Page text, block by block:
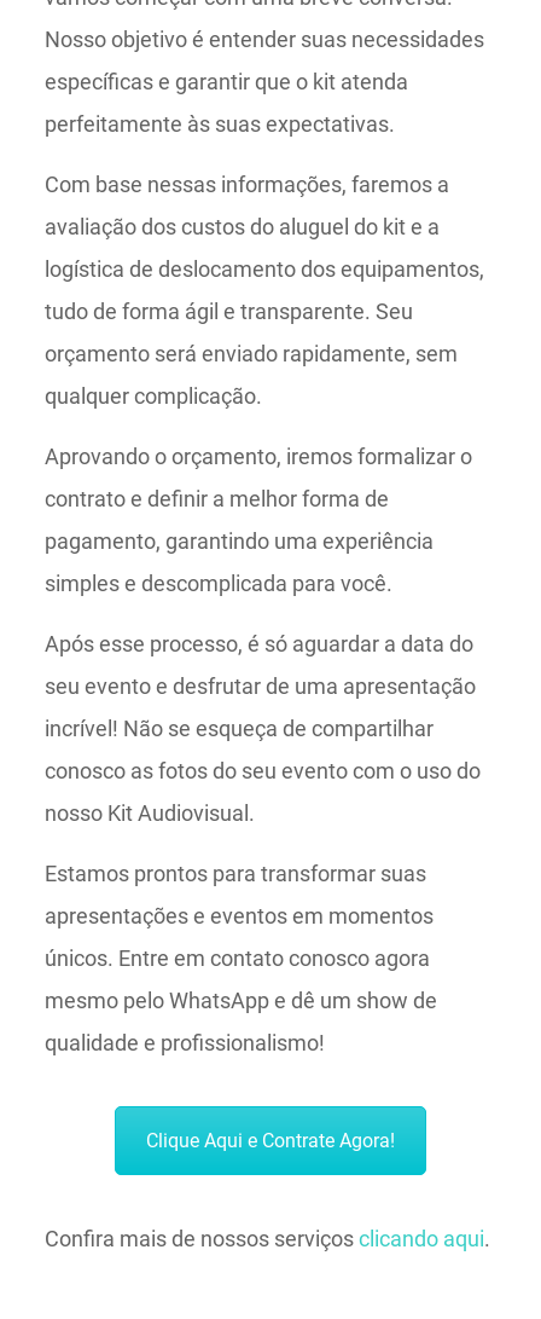
Nosso objetivo é entender suas necessidades
específicas e garantir que o kit atenda
perfeitamente às suas expectativas.
Com base nessas informações, faremos a
avaliação dos custos do aluguel do kit e a
logística de deslocamento dos equipamentos,
tudo de forma ágil e transparente. Seu
orçamento será enviado rapidamente, sem
qualquer complicação.
Aprovando o orçamento, iremos formalizar o
contrato e definir a melhor forma de
pagamento, garantindo uma experiência
simples e descomplicada para você.
Após esse processo, é só aguardar a data do
seu evento e desfrutar de uma apresentação
incrível! Não se esqueça de compartilhar
conosco as fotos do seu evento com o uso do
nosso Kit Audiovisual.
Estamos prontos para transformar suas
apresentações e eventos em momentos
únicos. Entre em contato conosco agora
mesmo pelo WhatsApp e dê um show de
qualidade e profissionalismo!
Clique Aqui e Contrate Agora!
Confira mais de nossos serviçosclicando aqui.